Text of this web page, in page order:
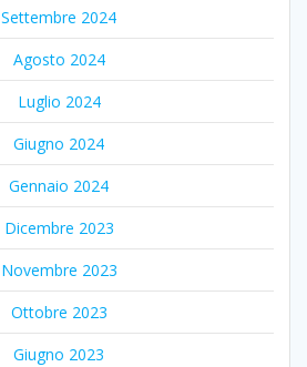
Settembre 2024
Agosto 2024
Luglio 2024
Giugno 2024
Gennaio 2024
Dicembre 2023
Novembre 2023
Ottobre 2023
Giugno 2023